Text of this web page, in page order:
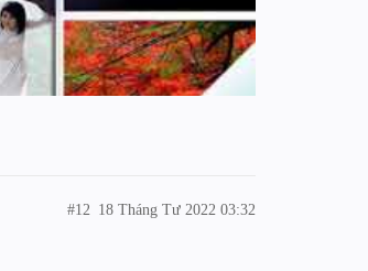
18 Tháng Tư 2022 03:32
#12